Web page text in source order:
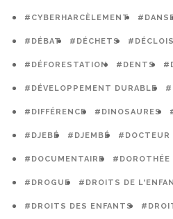
#CYBERHARCÈLEMENT
#DÉBAT #DÉCHETS
#DÉFORESTATION #DENTS
#DÉVELOPPEMENT DURABLE
#DIFFÉRENCE #DINOSAURES
#DJEBÉ #DJEMBÉ #DOCTEUR
#DOCUMENTAIRE
#DROGUE #DROITS DE
#DROITS DES ENFANTS